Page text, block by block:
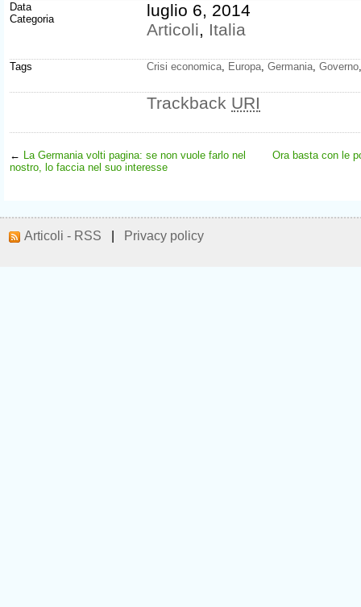
Data
Categoria
luglio 6, 2014
Articoli, Italia
Tags Crisi economica, Europa, Germania, Governo
Trackback URI
← La Germania volti pagina: se non vuole farlo nel
nostro, lo faccia nel suo interesse
Ora basta con le
Articoli - RSS Privacy policy